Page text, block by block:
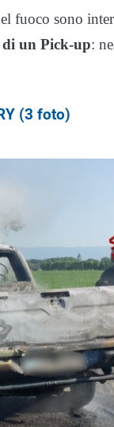
fuoco sono
di un Pick-up:
(3 foto)